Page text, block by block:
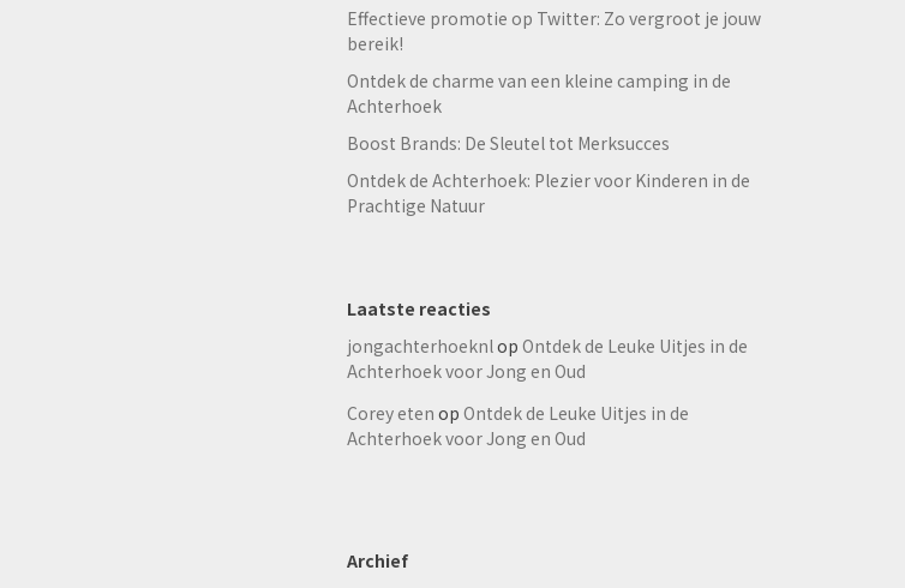
Effectieve promotie op Twitter: Zo vergroot je jouw
bereik!
Ontdek de charme van een kleine camping in de
Achterhoek
Boost Brands: De Sleutel tot Merksucces
Ontdek de Achterhoek: Plezier voor Kinderen in de
Prachtige Natuur
Laatste reacties
jongachterhoeknlop Ontdek de Leuke Uitjes in de
Achterhoek voor Jong en Oud
Corey eten op Ontdek de Leuke Uitjes in de
Achterhoek voor Jong en Oud
Archief